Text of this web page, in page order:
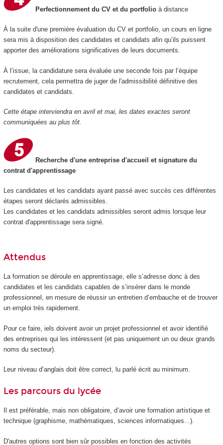
Perfectionnement du CV et du portfolio à distance
À la suite d'une première évaluation du CV et portfolio, un cours en ligne
sera mis à disposition des candidates et candidats afin qu’ils puissent
apporter des améliorations significatives de leurs documents.
À l’issue, la candidature sera évaluée une seconde fois par l’équipe
recrutement, cela permettra de juger de l'admissibilité définitive des
candidates et candidats.
Cette étape interviendra en avril et mai, les dates exactes seront
communiquées au plus tôt.
Recherche d'une entreprise d'accueil et signature du
contrat d'apprentissage
Les candidates et les candidats ayant passé avec succès ces différentes
étapes seront déclarés admissibles.
Les candidates et les candidats admissibles seront admis lorsque leur
contrat d'apprentissage sera signé.
Attendus
La formation se déroule en apprentissage, elle s’adresse donc à des
candidates et les candidats capables de s’insérer dans le monde
professionnel, en mesure de réussir un entretien d’embauche et de trouver
un emploi très rapidement.
Pour ce faire, iels doivent avoir un projet professionnel et avoir identifié
des entreprises qui les intéressent (et pas uniquement un ou deux grands
noms du secteur).
Leur niveau d’anglais doit être correct, lu parlé écrit au minimum.
Les parcours du lycée
Il est préférable, mais non obligatoire, d’avoir une formation artistique et
technique (graphisme, mathématiques, sciences informatiques...).
D'autres options sont bien sûr possibles en fonction des activités